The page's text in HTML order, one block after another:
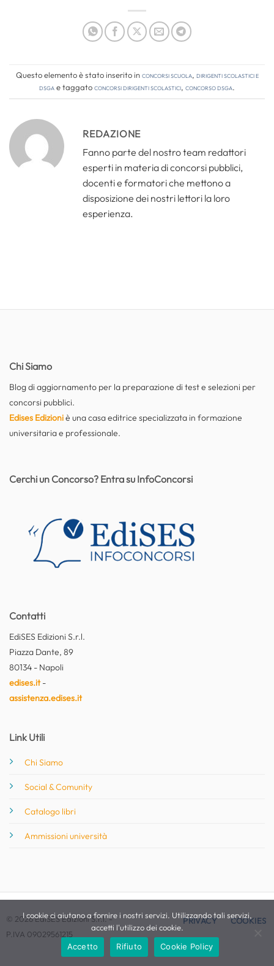
Questo elemento è stato inserito inConcorsi Scuola, Dirigenti Scolastici e
DSGAe taggatoconcorsi dirigenti scolastici, concorso dsga.
REDAZIONE
Fanno parte del nostro team redattori
esperti in materia di concorsi pubblici,
docenti e formatori che mettono a
disposizione dei nostri lettori la loro
esperienza.
Chi Siamo
Blog di aggiornamento per la preparazione di test e selezioni per
concorsi pubblici.
Edises Edizioniè una casa editrice specializzata in formazione
universitaria e professionale.
Contatti
EdiSES Edizioni S.r.l.
Piazza Dante, 89
80134 - Napoli
edises.it-
assistenza.edises.it
Link Utili
Chi Siamo
Social & Comunity
Catalogo libri
Ammissioni università
Cerchi un Concorso? Entra su InfoConcorsi
© 2026 EdiSES Edizioni S.r.l. -
P.IVA 09029561215
PRIVACY COOKIES
I cookie ci aiutano a fornire i nostri servizi. Utilizzando tali servizi,
accetti l'utilizzo dei cookie.
Accetto
Rifiuto Cookie Policy